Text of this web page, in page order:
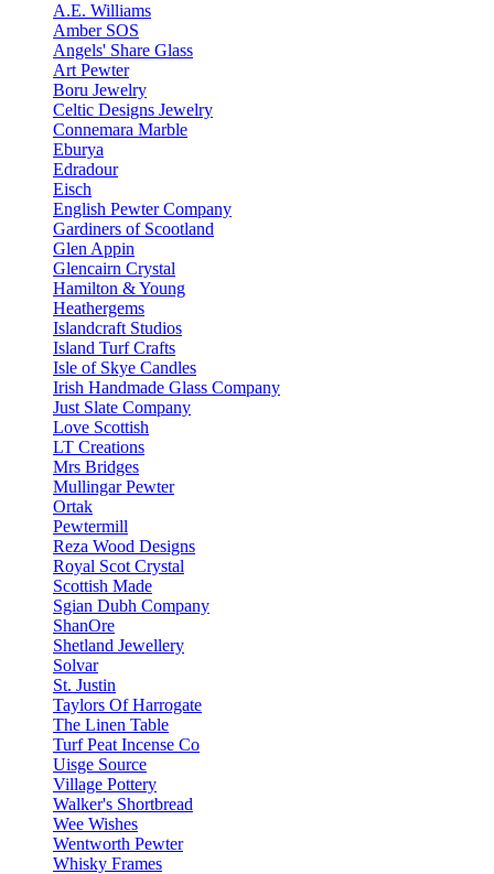
A.E. Williams
Amber SOS
Angels' Share Glass
Art Pewter
Boru Jewelry
Celtic Designs Jewelry
Connemara Marble
Eburya
Edradour
Eisch
English Pewter Company
Gardiners of Scootland
Glen Appin
Glencairn Crystal
Hamilton & Young
Heathergems
Islandcraft Studios
Island Turf Crafts
Isle of Skye Candles
Irish Handmade Glass Company
Just Slate Company
Love Scottish
LT Creations
Mrs Bridges
Mullingar Pewter
Ortak
Pewtermill
Reza Wood Designs
Royal Scot Crystal
Scottish Made
Sgian Dubh Company
ShanOre
Shetland Jewellery
Solvar
St. Justin
Taylors Of Harrogate
The Linen Table
Turf Peat Incense Co
Uisge Source
Village Pottery
Walker's Shortbread
Wee Wishes
Wentworth Pewter
Whisky Frames